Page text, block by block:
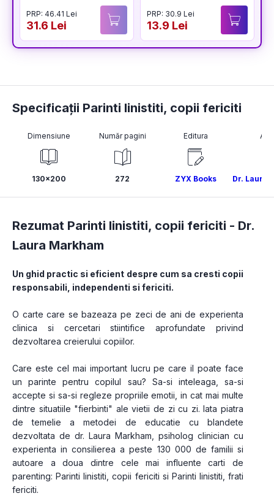
PRP: 46.41 Lei
31.6 Lei
PRP: 30.9 Lei
13.9 Lei
Specificații Parinti linistiti, copii fericiti
Dimensiune
130x200
Număr pagini
272
Editura
ZYX Books Dr. Laura
Rezumat Parinti linistiti, copii fericiti - Dr.
Laura Markham
Un ghid practic si eficient despre cum sa cresti copii
responsabili, independenti si fericiti.
O carte care se bazeaza pe zeci de ani de experienta
clinica si cercetari stiintifice aprofundate privind
dezvoltarea creierului copiilor.
Care este cel mai important lucru pe care il poate face
un parinte pentru copilul sau? Sa-si inteleaga, sa-si
accepte si sa-si regleze propriile emotii, in cat mai multe
dintre situatiile "fierbinti" ale vietii de zi cu zi. Iata piatra
de temelie a metodei de educatie cu blandete
dezvoltata de dr. Laura Markham, psiholog clinician cu
experienta in consilierea a peste 130 000 de familii si
autoare a doua dintre cele mai influente carti de
parenting: Parinti linistiti, copii fericiti si Parinti linistiti, frati
fericiti.